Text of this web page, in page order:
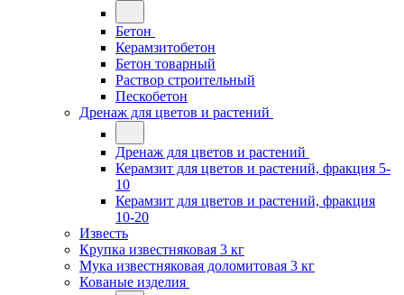
Бетон
Керамзитобетон
Бетон товарный
Раствор строительный
Пескобетон
Дренаж для цветов и растений
Дренаж для цветов и растений
Керамзит для цветов и растений, фракция 5-
10
Керамзит для цветов и растений, фракция
10-20
Известь
Крупка известняковая 3 кг
Мука известняковая доломитовая 3 кг
Кованые изделия